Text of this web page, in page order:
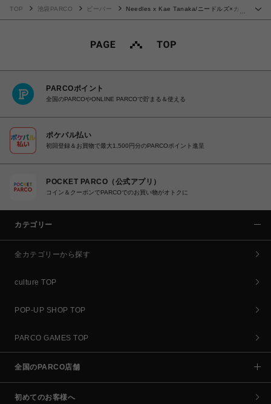
TOP 池袋PARCO ビーバー
Needles x Kae Tanaka/ニードルズ×カエ
PARCOポイント
全国のPARCOやONLINE PARCOで貯まる＆使える
ポケパル払い
初回登録＆お買物で最大1,500円分のPARCOポイント進呈
POCKET PARCO（公式アプリ）
コイン＆クーポンでPARCOでのお買い物がオトクに
カテゴリー
全カテゴリーから探す
culture TOP
POP-UP SHOP TOP
PARCO GAMES TOP
全国のPARCO店舗
初めてのお客様へ